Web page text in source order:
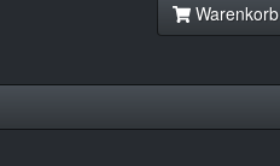
Warenkorb